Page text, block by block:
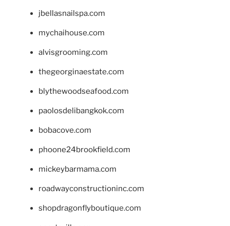
jbellasnailspa.com
mychaihouse.com
alvisgrooming.com
thegeorginaestate.com
blythewoodseafood.com
paolosdelibangkok.com
bobacove.com
phoone24brookfield.com
mickeybarmama.com
roadwayconstructioninc.com
shopdragonflyboutique.com